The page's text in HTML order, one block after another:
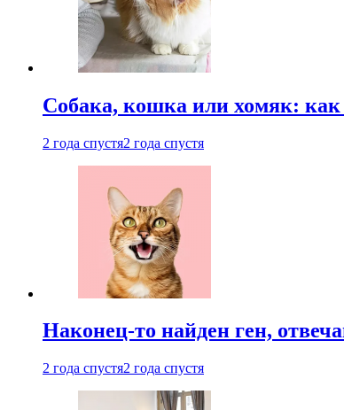
Собака, кошка или хомяк:
2 года спустя2 года спустя
Наконец-то найден ген,
2 года спустя2 года спустя